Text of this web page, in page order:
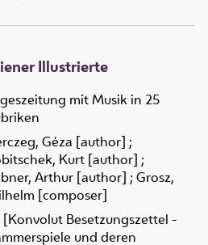
Illustrierte
mit Musik in 25
Géza [author] ;
Kurt [author] ;
Arthur [author] ; Grosz,
[composer]
[Konvolut Besetzungszettel -
und deren